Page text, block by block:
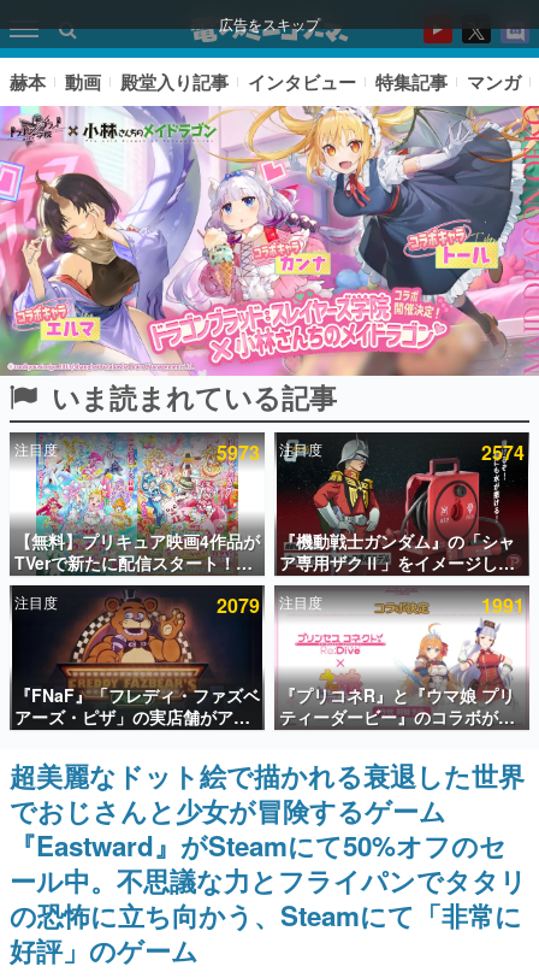
広告をスキップ
ピックアップ
電ファミのいま読まれている記事ランキング
アプリセール情報
インタビュー
連載・特集一覧
殿堂入り記事
SNS拡散数が数千以上！ ページビュー数万以上！ などな
ど。多くの人々に読まれた、電ファミ渾身の“殿堂入り”記
事をまとめました。
ゲームの企画書
名作ゲームクリエイターの方々に製作時のエピソードをお
聞きし、ヒットする企画（ゲーム）とは何か？を探ってい
きます。
赫本
この物語を解いてはいけない。『赫本』は、〈試験問題〉
の形をした短編ホラー小説集です。
新世代に訊く
赫本 動画 殿堂入り記事 インタビュー 特集記事 マンガ
いま読まれている記事
注目度 5973
【無料】プリキュア映画4作品が
TVerで新たに配信スタート！な
んと2018年～2024年の映画ほぼ
すべてが見放題に、ぶっちゃけ
ありえないラインナップ
注目度 2574
『機動戦士ガンダム』の「シャ
ア専用ザクⅡ」をイメージした
散水ホースリールが予約開始。
本体にはシャアのパーソナルマ
ークやジオン公国軍のエンブレ
ム、型式番号などを配置
注目度 2079
『FNaF』「フレディ・ファズベ
アーズ・ピザ」の実店舗がアメ
リカの商業施設「American
Dream」に2027年オープン！
ScottGamesとの共同開発、食
事だけでなくステージショーや
没入型のホラー体験も楽しめる
注目度 1991
『プリコネR』と『ウマ娘 プリ
ティーダービー』のコラボが決
定！“最大170連無料”の8.5周年
キャンペーンなども発表
超美麗なドット絵で描かれる衰退した世界
でおじさんと少女が冒険するゲーム
『Eastward』がSteamにて50%オフのセ
ール中。不思議な力とフライパンでタタリ
の恐怖に立ち向かう、Steamにて「非常に
好評」のゲーム